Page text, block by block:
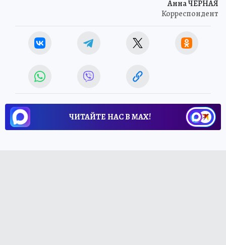
Анна ЧЕРНАЯ
Корреспондент
ЧИТАЙТЕ НАС В МАХ!